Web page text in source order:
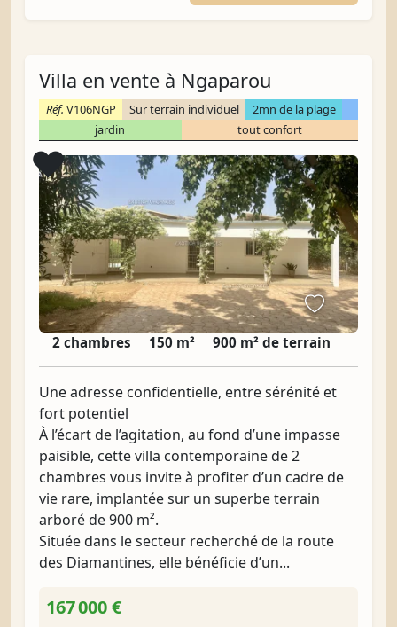
Villa en vente à Ngaparou
Réf. V106NGP Sur terrain individuel
2mn de la plage
jardin
tout confort
❤️Coup de cœur
2 chambres 150 m² 900 m² de terrain
Une adresse confidentielle, entre sérénité et
fort potentiel
À l’écart de l’agitation, au fond d’une impasse
paisible, cette villa contemporaine de 2
chambres vous invite à profiter d’un cadre de
vie rare, implantée sur un superbe terrain
arboré de 900 m².
Située dans le secteur recherché de la route
des Diamantines, elle bénéficie d’un...
167 000 €